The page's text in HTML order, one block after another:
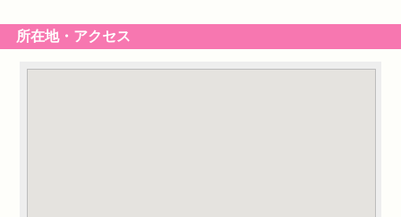
所在地・アクセス